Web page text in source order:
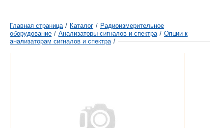
Главная страница / Каталог / Радиоизмерительное
оборудование / Анализаторы сигналов и спектра / Опции к
анализаторам сигналов и спектра /